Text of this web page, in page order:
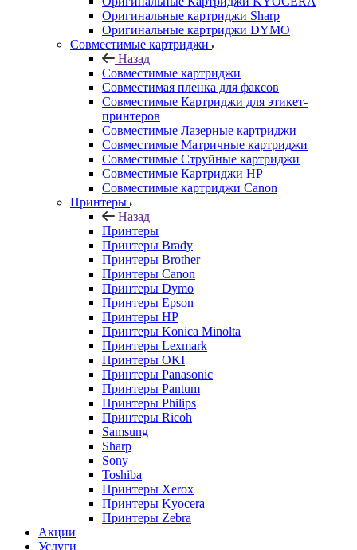
Оригинальные картриджи Sharp
Оригинальные картриджи DYMO
Совместимые картриджи
Назад
Совместимые картриджи
Совместимая пленка для факсов
Совместимые Картриджи для этикет-
принтеров
Совместимые Лазерные картриджи
Совместимые Матричные картриджи
Совместимые Струйные картриджи
Совместимые Картриджи HP
Совместимые картриджи Canon
Принтеры
Назад
Принтеры
Принтеры Brady
Принтеры Brother
Принтеры Canon
Принтеры Dymo
Принтеры Epson
Принтеры HP
Принтеры Konica Minolta
Принтеры Lexmark
Принтеры OKI
Принтеры Panasonic
Принтеры Pantum
Принтеры Philips
Принтеры Ricoh
Samsung
Sharp
Sony
Toshiba
Принтеры Xerox
Принтеры Kyocera
Принтеры Zebra
Акции
Услуги